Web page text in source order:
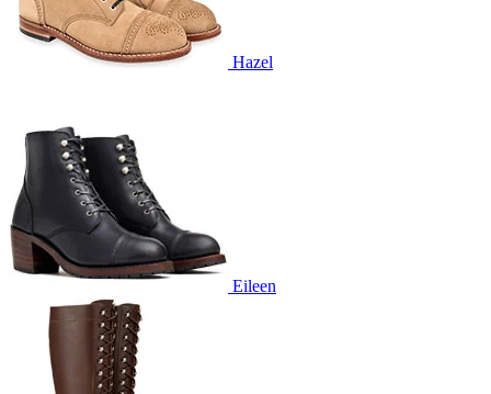
Hazel
Eileen